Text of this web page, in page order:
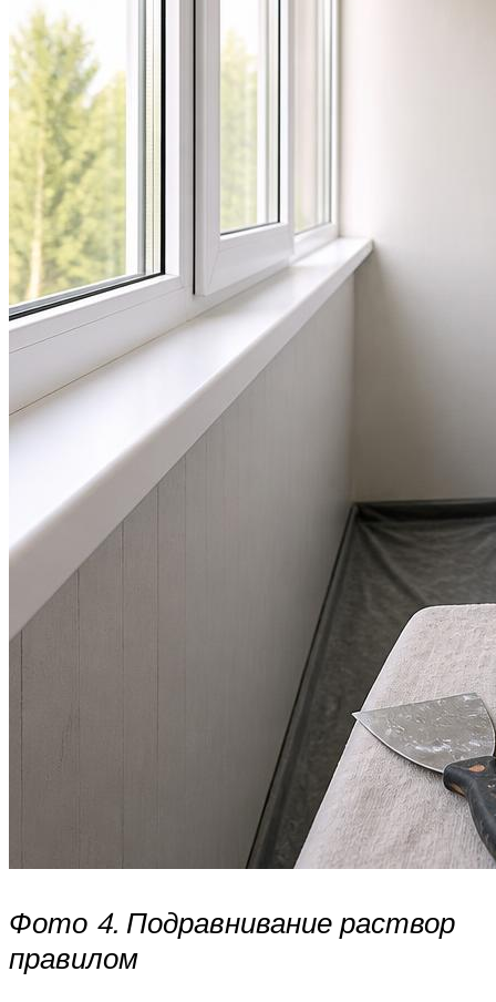
Фото 4. Подравнивание раствор
правилом